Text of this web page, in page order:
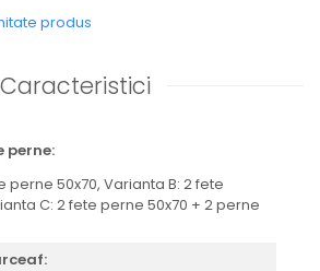
produs
Caracteristici
perne:
perne 50x70, Varianta B: 2 fete
C: 2 fete perne 50x70 + 2 perne